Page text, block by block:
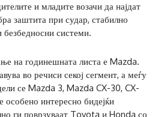
и младите возачи да најдат
заштита при судар, стабилно
системи.
на годинешната листа е Mazda.
во речиси секој сегмент, а меѓу
се Mazda 3, Mazda CX-30, CX-
интересно бидејќи
ги поврзуваат Toyota и Honda со